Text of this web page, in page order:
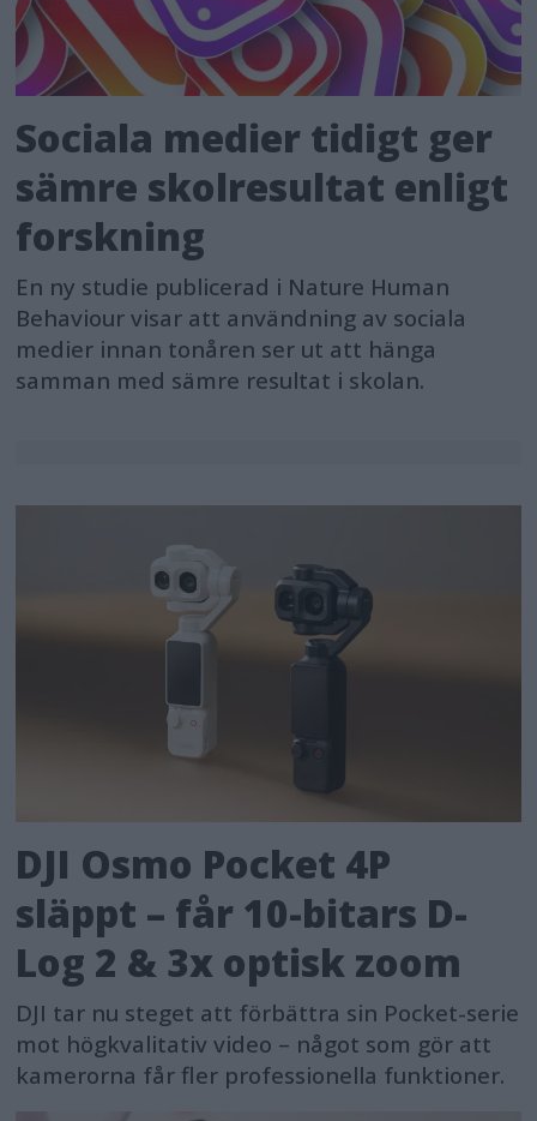
Sociala medier tidigt ger
sämre skolresultat enligt
forskning
En ny studie publicerad i Nature Human
Behaviour visar att användning av sociala
medier innan tonåren ser ut att hänga
samman med sämre resultat i skolan.
DJI Osmo Pocket 4P
släppt – får 10-bitars D-
Log 2 & 3x optisk zoom
DJI tar nu steget att förbättra sin Pocket-serie
mot högkvalitativ video – något som gör att
kamerorna får fler professionella funktioner.